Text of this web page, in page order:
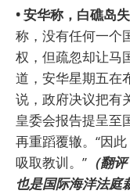
• 安华称，白礁岛
称，没有任何一个
权，但疏忽却让马
道，安华星期五在
说，政府决议把有
皇委会报告提呈至
再重蹈覆辙。“因
吸取教训。” （翻
也是国际海洋法庭